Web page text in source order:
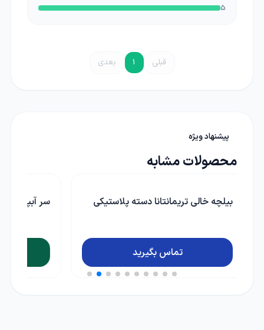
5
قبلی 1 بعدی
پیشنهاد ویژه
محصولات مشابه
سر آبپاش دسته بلند ساییم مدل ۱۵۲۱
ناموجود
سر آبپاش